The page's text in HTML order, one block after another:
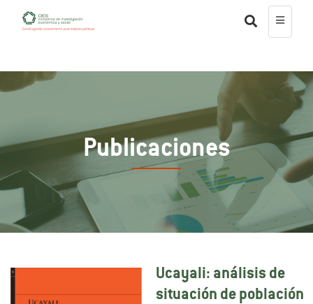
Publicaciones
Ucayali: análisis de
situación de población